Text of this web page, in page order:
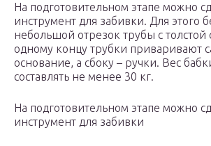
На подготовительном этапе можно
инструмент для забивки. Для этого
небольшой отрезок трубы с толстой
одному концу трубки приваривают
основание, а сбоку – ручки. Вес
составлять не менее 30 кг.
На подготовительном этапе можно
инструмент для забивки